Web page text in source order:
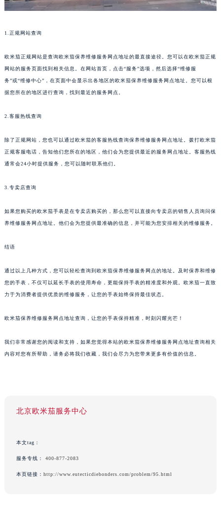
1.正规网站查询
欧米茄正规网站是查询欧米茄保养维修服务网点地址的最直接途径。您可以在欧米茄正规
网站的服务页面找到相关信息。在网站首页，点击“服务”选项，然后选择“维修服
务”或“维修中心”，在页面中会显示出各地区的欧米茄保养维修服务网点地址。您可以根
据您所在的地区进行查询，找到最近的服务网点。
2.客服热线查询
除了正规网站，您也可以通过欧米茄的客服热线查询保养维修服务网点地址。拨打欧米茄
正规客服电话，告知他们您所在的地区，他们会为您提供最近的服务网点地址。客服热线
通常会24小时提供服务，您可以随时联系他们。
3.专卖店查询
如果您购买的欧米茄手表是在专卖店购买的，那么您可以直接向专卖店的销售人员询问保
养维修服务网点地址。他们会为您提供最准确的信息，并可能为您安排相关的维修服务。
结语
通过以上几种方式，您可以轻松查询到欧米茄保养维修服务网点的地址。及时保养和维修
您的手表，不仅可以延长手表的使用寿命，更能保持手表的精准度和外观。欧米茄一直致
力于为消费者提供优质的维修服务，让您的手表始终保持最佳状态。
欧米茄保养维修服务网点地址查询，让您的手表保持精准，时刻闪耀光芒！
我们非常感谢您的阅读和支持，如果您觉得本站的欧米茄保养维修服务网点地址查询相关
内容对您有所帮助，请务必将我们收藏，我们会尽力为您带来更多有价值的信息。
北京欧米茄服务中心
本文tag：
服务专线： 400-877-2083
本页链接： http://www.eutecticdiebonders.com/problem/95.html